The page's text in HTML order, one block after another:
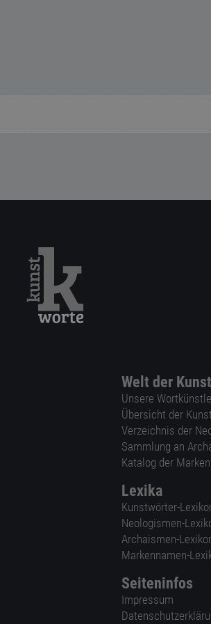
Welt der
Unsere
Übersicht der
Verzeichnis der
Sammlung an
Katalog der
Lexika
Kunstwörter-
Neologismen-
Archaismen-
Markennamen-
Seiteninfos
Impressum